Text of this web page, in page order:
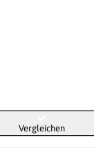
Vergleichen